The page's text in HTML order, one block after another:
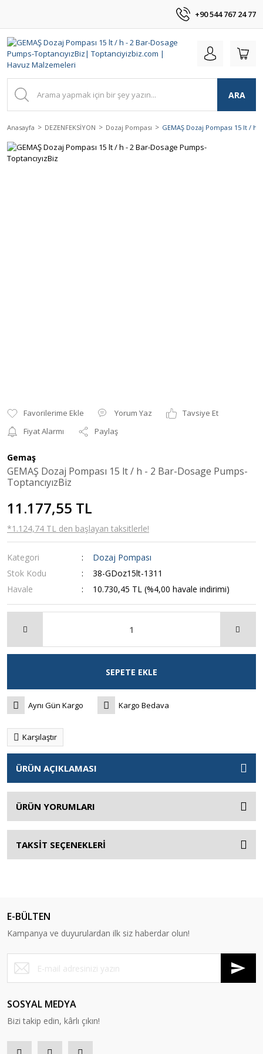
+90 544 767 24 77
ARA
Anasayfa DEZENFEKSİYON Dozaj Pompası GEMAŞ Dozaj Pompası 15 lt / h
Yorum Yaz
Tavsiye Et
Fiyat Alarmı
Paylaş
Gemaş
GEMAŞ Dozaj Pompası 15 lt / h - 2 Bar-Dosage Pumps-
ToptancıyızBiz
11.177,55 TL
*1.124,74 TL den başlayan taksitlerle!
Kategori
Dozaj Pompası
Stok Kodu
38-GDoz15lt-1311
Havale
10.730,45 TL (%4,00 havale indirimi)
SEPETE EKLE
Aynı Gün Kargo Kargo Bedava
Karşılaştır
ÜRÜN AÇIKLAMASI
ÜRÜN YORUMLARI
TAKSİT SEÇENEKLERİ
E-BÜLTEN
Kampanya ve duyurulardan ilk siz haberdar olun!
SOSYAL MEDYA
Bizi takip edin, kârlı çıkın!